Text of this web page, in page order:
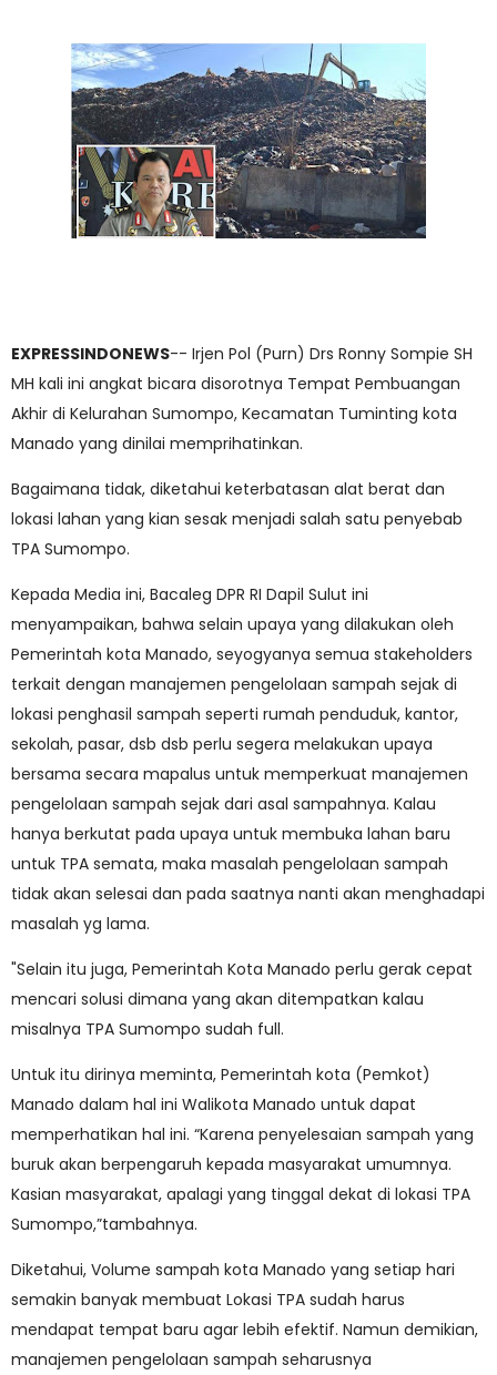
EXPRESSINDONEWS-- Irjen Pol (Purn) Drs Ronny Sompie SH
MH kali ini angkat bicara disorotnya Tempat Pembuangan
Akhir di Kelurahan Sumompo, Kecamatan Tuminting kota
Manado yang dinilai memprihatinkan.
Bagaimana tidak, diketahui keterbatasan alat berat dan
lokasi lahan yang kian sesak menjadi salah satu penyebab
TPA Sumompo.
Kepada Media ini, Bacaleg DPR RI Dapil Sulut ini
menyampaikan, bahwa selain upaya yang dilakukan oleh
Pemerintah kota Manado, seyogyanya semua stakeholders
terkait dengan manajemen pengelolaan sampah sejak di
lokasi penghasil sampah seperti rumah penduduk, kantor,
sekolah, pasar, dsb dsb perlu segera melakukan upaya
bersama secara mapalus untuk memperkuat manajemen
pengelolaan sampah sejak dari asal sampahnya. Kalau
hanya berkutat pada upaya untuk membuka lahan baru
untuk TPA semata, maka masalah pengelolaan sampah
tidak akan selesai dan pada saatnya nanti akan menghadapi
masalah yg lama.
"Selain itu juga, Pemerintah Kota Manado perlu gerak cepat
mencari solusi dimana yang akan ditempatkan kalau
misalnya TPA Sumompo sudah full.
Untuk itu dirinya meminta, Pemerintah kota (Pemkot)
Manado dalam hal ini Walikota Manado untuk dapat
memperhatikan hal ini. “Karena penyelesaian sampah yang
buruk akan berpengaruh kepada masyarakat umumnya.
Kasian masyarakat, apalagi yang tinggal dekat di lokasi TPA
Sumompo,”tambahnya.
Diketahui, Volume sampah kota Manado yang setiap hari
semakin banyak membuat Lokasi TPA sudah harus
mendapat tempat baru agar lebih efektif. Namun demikian,
manajemen pengelolaan sampah seharusnya